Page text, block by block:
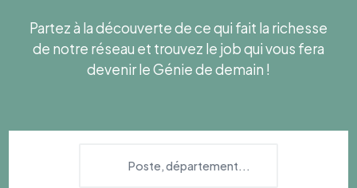
Partez à la découverte de ce qui fait la richesse
de notre réseau et trouvez le job qui vous fera
devenir le Génie de demain !